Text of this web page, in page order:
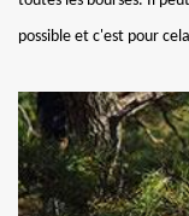
possible et c'est pour